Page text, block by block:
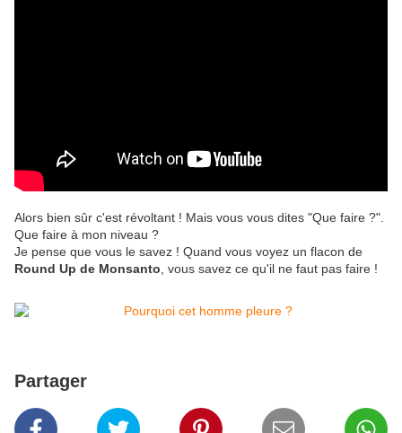
Alors bien sûr c'est révoltant ! Mais vous vous dites "Que faire ?".
Que faire à mon niveau ?
Je pense que vous le savez ! Quand vous voyez un flacon de
Round Up de Monsanto , vous savez ce qu'il ne faut pas faire !
Partager